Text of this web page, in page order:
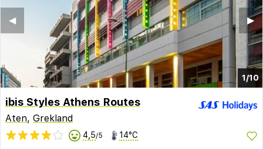
1/10
▶︎
◀︎
ibis Styles Athens Routes
Aten, Grekland
4,5/5 14°C